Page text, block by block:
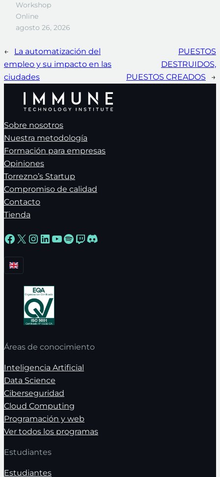
Workshop
Online
agosto 26, 2026
←
La automatización del
empleo y su impacto en las
ciudades
PUESTOS
DESTRUIDOS,
PUESTOS CREADOS
→
Sobre nosotros
Nuestra metodología
Formación para empresas
Opiniones
Torrezno’s Startup
Compromiso de calidad
Contacto
Tienda
Facebook
X Instagram
LinkedIn
YouTube
Spotify
Twitch
Discord
Áreas de conocimiento
Inteligencia Artificial
Data Science
Ciberseguridad
Cloud Computing
Programación y web
Ver todos los programas
Estudiantes
Estudiantes